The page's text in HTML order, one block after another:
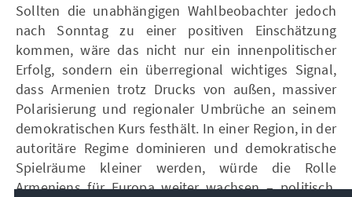
Sollten die unabhängigen Wahlbeobachter jedoch
nach Sonntag zu einer positiven Einschätzung
kommen, wäre das nicht nur ein innenpolitischer
Erfolg, sondern ein überregional wichtiges Signal,
dass Armenien trotz Drucks von außen, massiver
Polarisierung und regionaler Umbrüche an seinem
demokratischen Kurs festhält. In einer Region, in der
autoritäre Regime dominieren und demokratische
Spielräume kleiner werden, würde die Rolle
Armeniens für Europa weiter wachsen – politisch,